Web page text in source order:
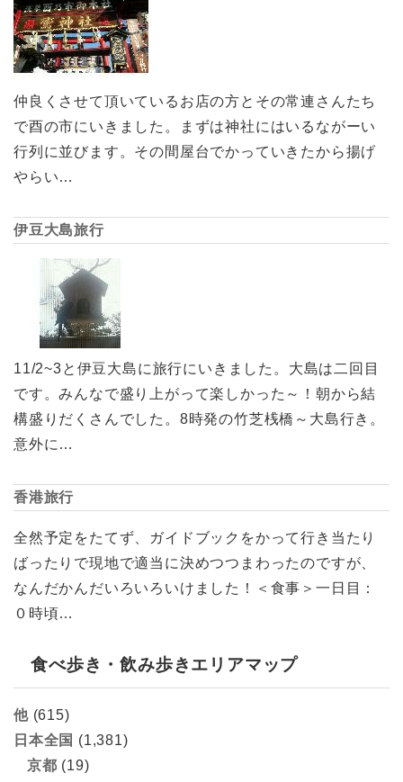
仲良くさせて頂いているお店の方とその常連さんたち
で酉の市にいきました。まずは神社にはいるながーい
行列に並びます。その間屋台でかっていきたから揚げ
やらい…
伊豆大島旅行
11/2~3と伊豆大島に旅行にいきました。大島は二回目
です。みんなで盛り上がって楽しかった～！朝から結
構盛りだくさんでした。8時発の竹芝桟橋～大島行き。
意外に…
香港旅行
全然予定をたてず、ガイドブックをかって行き当たり
ばったりで現地で適当に決めつつまわったのですが、
なんだかんだいろいろいけました！＜食事＞一日目：
０時頃…
食べ歩き・飲み歩きエリアマップ
他(615)
日本全国 (1,381)
京都 (19)